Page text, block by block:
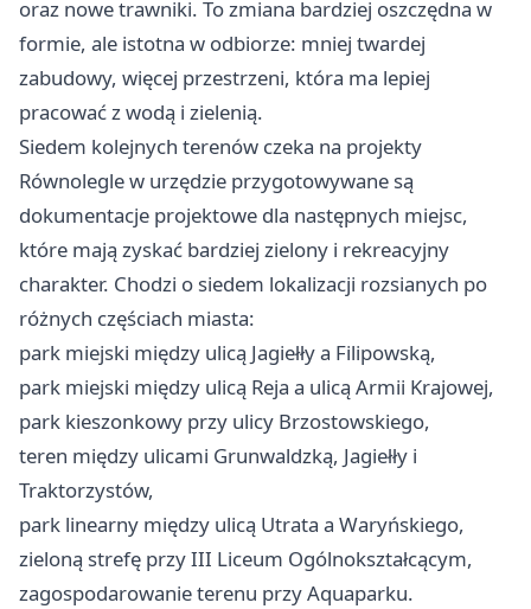
oraz nowe trawniki. To zmiana bardziej oszczędna w
formie, ale istotna w odbiorze: mniej twardej
zabudowy, więcej przestrzeni, która ma lepiej
pracować z wodą i zielenią.
Siedem kolejnych terenów czeka na projekty
Równolegle w urzędzie przygotowywane są
dokumentacje projektowe dla następnych miejsc,
które mają zyskać bardziej zielony i rekreacyjny
charakter. Chodzi o siedem lokalizacji rozsianych po
różnych częściach miasta:
park miejski między ulicą Jagiełły a Filipowską,
park miejski między ulicą Reja a ulicą Armii Krajowej,
park kieszonkowy przy ulicy Brzostowskiego,
teren między ulicami Grunwaldzką, Jagiełły i
Traktorzystów,
park linearny między ulicą Utrata a Waryńskiego,
zieloną strefę przy III Liceum Ogólnokształcącym,
zagospodarowanie terenu przy Aquaparku.